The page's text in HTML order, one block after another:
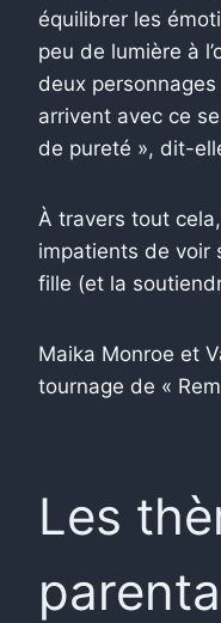
équilibrer les
peu de lumière à
deux
arrivent avec ce
de pureté », dit-
À travers tout
impatients de voir
fille (et la
Maika Monroe et
tournage de «
Les